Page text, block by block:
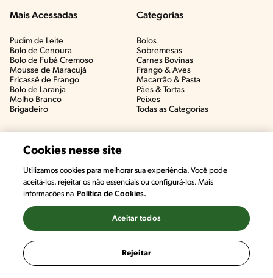
Mais Acessadas
Pudim de Leite
Bolo de Cenoura
Bolo de Fubá Cremoso
Mousse de Maracujá
Fricassê de Frango
Bolo de Laranja
Molho Branco
Brigadeiro
Categorias
Bolos
Sobremesas
Carnes Bovinas​
Frango & Aves​
Macarrão & Pasta​
Pães & Tortas​
Peixes
Todas as Categorias
Cookies nesse site
Utilizamos cookies para melhorar sua experiência. Você pode
aceitá-los, rejeitar os não essenciais ou configurá-los. Mais
informações na Política de Cookies.
Rejeitar
Aceitar todos